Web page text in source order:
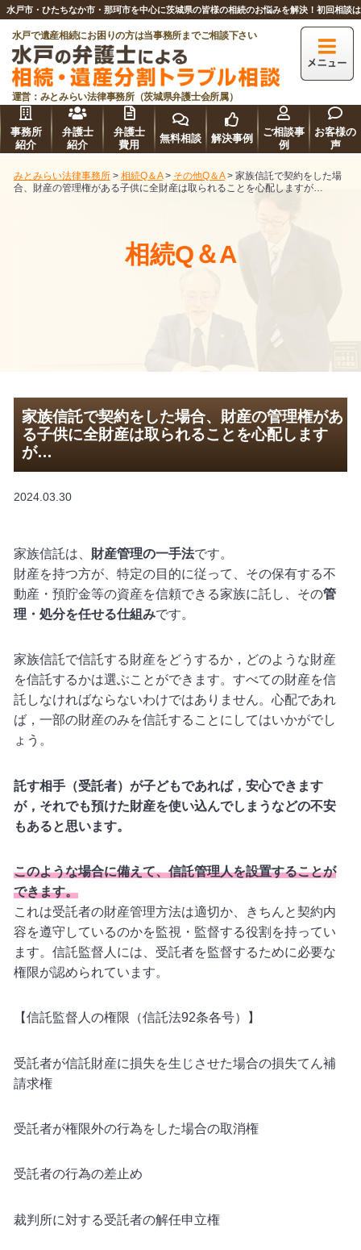
水戸市・ひたちなか市・那珂市を中心に茨城県の皆様の相続のお悩みを解決！初回相談
水戸で遺産相続にお困りの方は当事務所までご相談下さい
運営：みとみらい法律事務所（茨城県弁護士会所属）
事務所
紹介
弁護士
紹介
弁護士
費用
無料相談 解決事例
ご相談事
例
お客様の
声
みとみらい法律事務所> 相続Q＆A> その他Q＆A> 家族信託で契約をした場
合、財産の管理権がある子供に全財産は取られることを心配しますが…
相続Q＆A
家族信託で契約をした場合、財産の管理権があ
る子供に全財産は取られることを心配します
が…
2024.03.30
家族信託は、 財産管理の一手法です。
財産を持つ方が、特定の目的に従って、その保有する不
動産・預貯金等の資産を信頼できる家族に託し、その管
理・処分を任せる仕組みです。
家族信託で信託する財産をどうするか，どのような財産
を信託するかは選ぶことができます。すべての財産を信
託しなければならないわけではありません。心配であれ
ば，一部の財産のみを信託することにしてはいかがでし
ょう。
託す相手（受託者）が子どもであれば，安心できます
が，それでも預けた財産を使い込んでしまうなどの不安
もあると思います。
このような場合に備えて、信託管理人を設置することが
できます。
これは受託者の財産管理方法は適切か、きちんと契約内
容を遵守しているのかを監視・監督する役割を持ってい
ます。信託監督人には、受託者を監督するために必要な
権限が認められています。
【信託監督人の権限（信託法92条各号）】
受託者が信託財産に損失を生じさせた場合の損失てん補
請求権
受託者が権限外の行為をした場合の取消権
受託者の行為の差止め
裁判所に対する受託者の解任申立権